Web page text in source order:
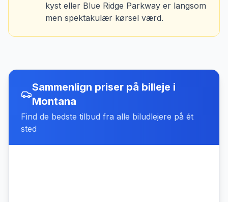
kyst eller Blue Ridge Parkway er langsom
men spektakulær kørsel værd.
Sammenlign priser på billeje i
Montana
Find de bedste tilbud fra alle biludlejere på ét
sted